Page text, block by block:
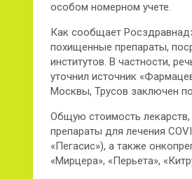
особом номерном учете.
Как сообщает
похищенные препараты,
институтов. В частности,
уточнил источник
Москвы, Трусов заключен
Общую стоимость
препараты для лечения
«Пегасис»), а также
«Мирцера», «Перьета»,